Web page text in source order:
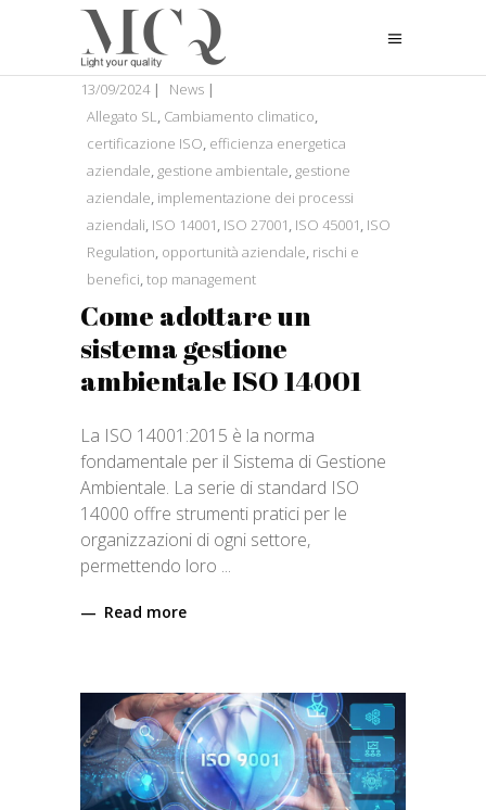
13/09/2024
News
Allegato SL, Cambiamento climatico,
certificazione ISO, efficienza energetica
aziendale, gestione ambientale, gestione
aziendale, implementazione dei processi
aziendali, ISO 14001, ISO 27001, ISO 45001, ISO
Regulation, opportunità aziendale, rischi e
benefici,top management
Come adottare un
sistema gestione
ambientale ISO 14001
La ISO 14001:2015 è la norma
fondamentale per il Sistema di Gestione
Ambientale. La serie di standard ISO
14000 offre strumenti pratici per le
organizzazioni di ogni settore,
permettendo loro
Read more